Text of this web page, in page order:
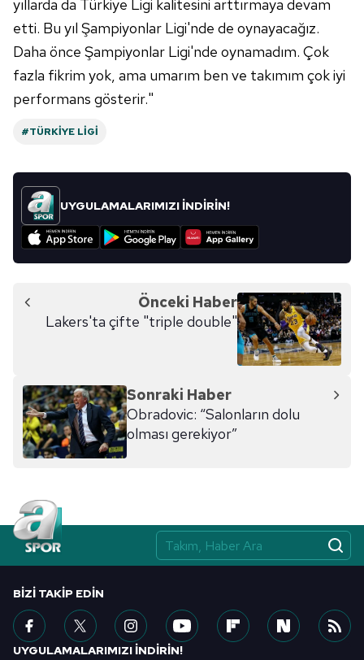
almak için lütfen
tıklayınız
yıllarda da Türkiye Ligi kalitesini arttırmaya devam
etti. Bu yıl Şampiyonlar Ligi'nde de oynayacağız.
Daha önce Şampiyonlar Ligi'nde oynamadım. Çok
fazla fikrim yok, ama umarım ben ve takımım çok iyi
performans gösterir."
#TÜRKIYE LIGI
UYGULAMALARIMIZI İNDİRİN!
Önceki Haber
Lakers'ta çifte "triple double"
Sonraki Haber
Obradovic: “Salonların dolu
olması gerekiyor”
BIZI TAKIP EDIN
UYGULAMALARIMIZI İNDİRİN!